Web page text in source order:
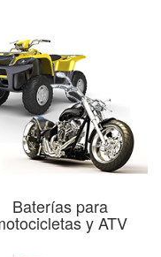
Baterías para
y ATV